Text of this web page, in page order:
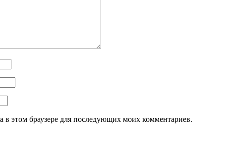
в этом браузере для последующих моих комментариев.